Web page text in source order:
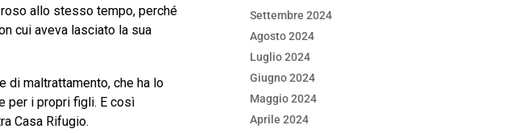
allo stesso tempo, perché
cui aveva lasciato la sua
di maltrattamento, che ha lo
per i propri figli. E così
Casa Rifugio.
Settembre 2024
Agosto 2024
Luglio 2024
Giugno 2024
Maggio 2024
Aprile 2024